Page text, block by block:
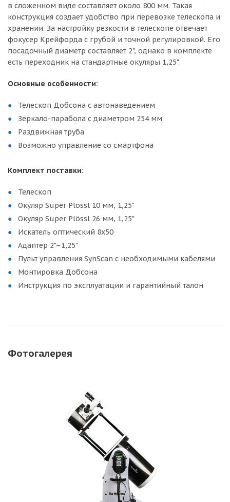
в сложенном виде составляет около 800 мм. Такая
конструкция создает удобство при перевозке телескопа и
хранении. За настройку резкости в телескопе отвечает
фокусер Крейфорда с грубой и точной регулировкой. Его
посадочный диаметр составляет 2", однако в комплекте
есть переходник на стандартные окуляры 1,25".
Основные особенности:
Телескоп Добсона с автонаведением
Зеркало-парабола с диаметром 254 мм
Раздвижная труба
Возможно управление со смартфона
Комплект поставки:
Телескоп
Окуляр Super Plössl 10 мм, 1,25"
Окуляр Super Plössl 26 мм, 1,25"
Искатель оптический 8x50
Адаптер 2"–1,25"
Пульт управления SynScan с необходимыми кабелями
Монтировка Добсона
Инструкция по эксплуатации и гарантийный талон
Фотогалерея